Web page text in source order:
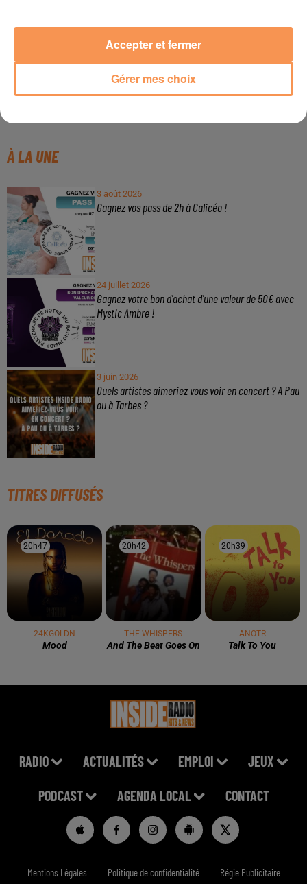
Publié : 29 janvier 2026 à 18h20 - Modifié : 29 janvier 2026
À LA UNE
3 août 2026
Gagnez vos pass de 2h à Calicéo !
Gagnez votre bon d'achat d'une valeur de 50€ avec
Mystic Ambre !
Quels artistes aimeriez vous voir en concert ? A Pau
ou à Tarbes ?
Gérer mes choix
Accepter et fermer